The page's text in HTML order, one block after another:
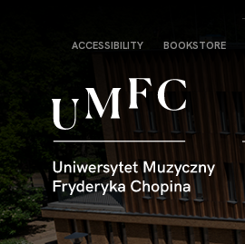
StronaACCESSIBILITY BOOKSTORE